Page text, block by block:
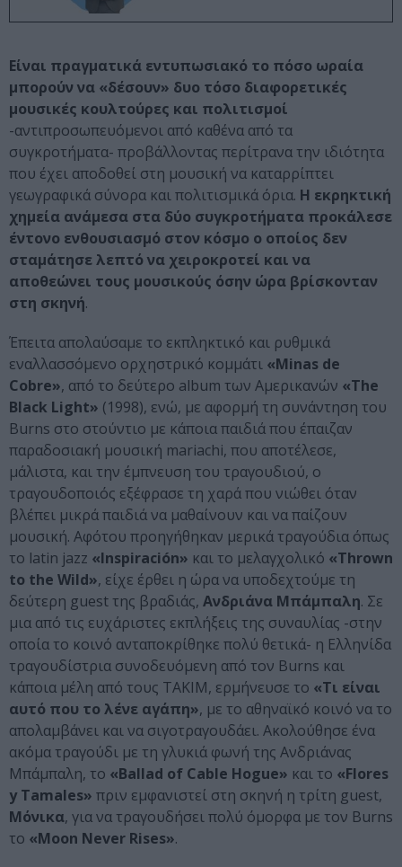
Είναι πραγματικά εντυπωσιακό το πόσο ωραία
μπορούν να «δέσουν» δυο τόσο διαφορετικές
μουσικές κουλτούρες και πολιτισμοί
-αντιπροσωπευόμενοι από καθένα από τα
συγκροτήματα- προβάλλοντας περίτρανα την ιδιότητα
που έχει αποδοθεί στη μουσική να καταρρίπτει
γεωγραφικά σύνορα και πολιτισμικά όρια. Η εκρηκτική
χημεία ανάμεσα στα δύο συγκροτήματα προκάλεσε
έντονο ενθουσιασμό στον κόσμο ο οποίος δεν
σταμάτησε λεπτό να χειροκροτεί και να
αποθεώνει τους μουσικούς όσην ώρα βρίσκονταν
στη σκηνή.
Έπειτα απολαύσαμε το εκπληκτικό και ρυθμικά
εναλλασσόμενο ορχηστρικό κομμάτι «Minas de
Cobre», από το δεύτερο album των Αμερικανών «The
Black Light» (1998), ενώ, με αφορμή τη συνάντηση του
Burns στο στούντιο με κάποια παιδιά που έπαιζαν
παραδοσιακή μουσική mariachi, που αποτέλεσε,
μάλιστα, και την έμπνευση του τραγουδιού, ο
τραγουδοποιός εξέφρασε τη χαρά που νιώθει όταν
βλέπει μικρά παιδιά να μαθαίνουν και να παίζουν
μουσική. Αφότου προηγήθηκαν μερικά τραγούδια όπως
το latin jazz «Inspiración» και το μελαγχολικό «Thrown
to the Wild», είχε έρθει η ώρα να υποδεχτούμε τη
δεύτερη guest της βραδιάς, Ανδριάνα Μπάμπαλη. Σε
μια από τις ευχάριστες εκπλήξεις της συναυλίας -στην
οποία το κοινό ανταποκρίθηκε πολύ θετικά- η Ελληνίδα
τραγουδίστρια συνοδευόμενη από τον Burns και
κάποια μέλη από τους ΤΑΚΙΜ, ερμήνευσε το «Τι είναι
αυτό που το λένε αγάπη», με το αθηναϊκό κοινό να το
απολαμβάνει και να σιγοτραγουδάει. Ακολούθησε ένα
ακόμα τραγούδι με τη γλυκιά φωνή της Ανδριάνας
Μπάμπαλη, το «Ballad of Cable Hogue» και το «Flores
y Tamales» πριν εμφανιστεί στη σκηνή η τρίτη guest,
Μόνικα, για να τραγουδήσει πολύ όμορφα με τον Burns
τo «Moon Never Rises».